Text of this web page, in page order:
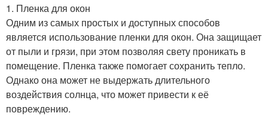
1. Пленка для окон
Одним из самых простых и доступных способов
является использование пленки для окон. Она защищает
от пыли и грязи, при этом позволяя свету проникать в
помещение. Пленка также помогает сохранить тепло.
Однако она может не выдержать длительного
воздействия солнца, что может привести к её
повреждению.